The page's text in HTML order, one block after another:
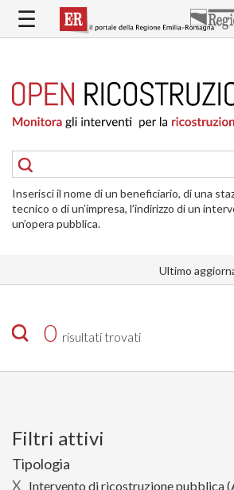
contenuto
RICOSTRUZIONE
PUBBLICA
DELLE
ABITAZIONI
RICOSTRUZIONE
ATTIVITÀ
INTERVENTI
SI
☰
Inserisci il nome di un beneficiario, di una
tecnico o di un’impresa, l’indirizzo di un
un’opera pubblica.
Ultimo
0 risultati trovati
Filtri attivi
Tipologia
X Intervento di ricostruzione pubblica